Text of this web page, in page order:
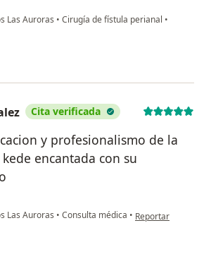
Las Auroras • Cirugía de fístula perianal •
Cita verificada
y profesionalismo de la
encantada con su
Las Auroras • Consulta médica • en opinión del
Reportar